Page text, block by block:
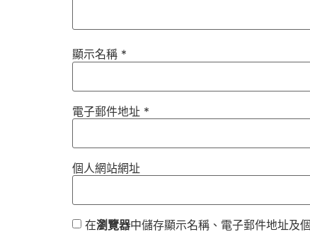
顯示名稱 *
電子郵件地址 *
個人網站網址
在瀏覽器中儲存顯示名稱、電子郵件地址及